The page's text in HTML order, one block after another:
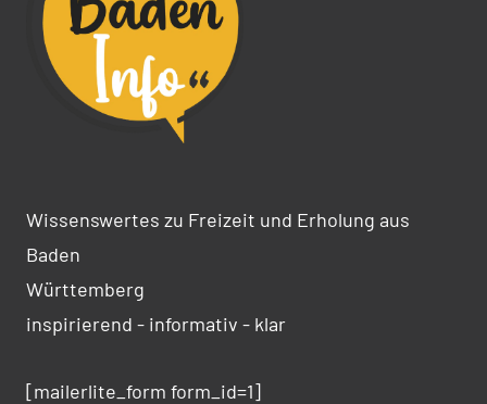
Wissenswertes zu Freizeit und Erholung aus
Baden
Württemberg
inspirierend - informativ - klar
[mailerlite_form form_id=1]